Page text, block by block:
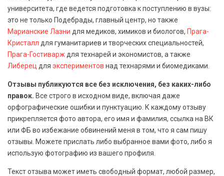
университета, где ведется подготовка к поступлению в вузы:
это не только Подебрады, главный центр, но также
Марианские Лазни для медиков, химиков и биологов, Прага-
Кристалл для гуманитариев и творческих специальностей,
Прага-Гостиварж для технарей и экономистов, а также
Либерец для экспериментов над технарями и биомедиками.
Отзывы публикуются все без исключения, без каких-либо
правок. Все строго в исходном виде, включая даже
орфографические ошибки и пунктуацию. К каждому отзыву
прикрепляется фото автора, его имя и фамилия, ссылка на ВК
или ФБ во избежание обвинений меня в том, что я сам пишу
отзывы. Можете прислать либо выбранное вами фото, либо я
использую фотографию из вашего профиля.
Текст отзыва может иметь свободный формат, любой размер,